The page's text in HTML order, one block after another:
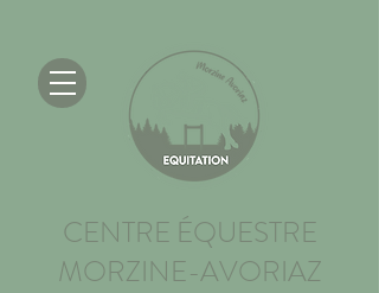
CENTRE ÉQUESTRE
MORZINE-AVORIAZ